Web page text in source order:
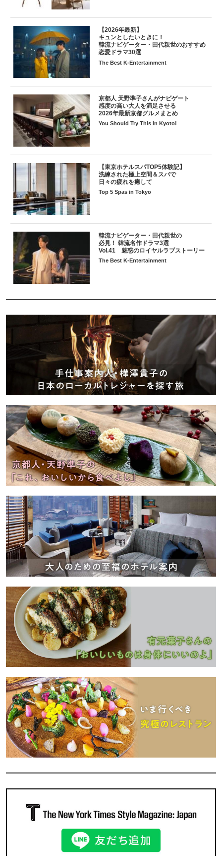
【2026年最新】
キュンとしたいときに！
韓流ナビゲーター・田代親世のおすすめ
恋愛ドラマ30選
The Best K-Entertainment
京都人 天野準子さんがナビゲート
感度の高い大人を満足させる
2026年最新京都グルメまとめ
You Should Try This in Kyoto!
【東京ホテルスパTOP5体験記】
洗練された極上空間＆スパで
日々の疲れを癒して
Top 5 Spas in Tokyo
韓流ナビゲーター・田代親世の
必見！ 韓流名作ドラマ3選
Vol.41 魅惑のロイヤルラブストーリー
The Best K-Entertainment